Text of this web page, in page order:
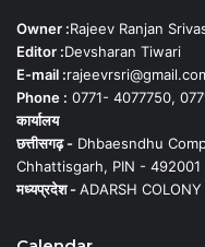
Owner :Rajeev Ranjan
Editor :Devsharan Tiwari
E-mail :
Phone : 0771- 4077750,
कार्यालय
छत्तीसगढ़ - Dhbaesndhu
Chhattisgarh, PIN - 492001
मध्यप्रदेश -ADARSH